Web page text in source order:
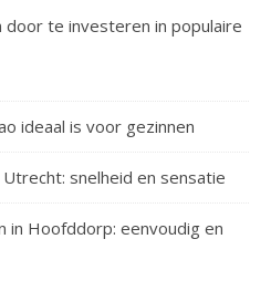
te investeren in populaire
ideaal is voor gezinnen
snelheid en sensatie
in Hoofddorp: eenvoudig en